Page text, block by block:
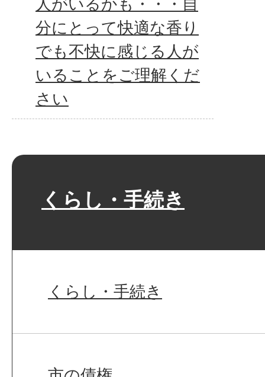
分にとって快適な香り
でも不快に感じる人が
いることをご理解くだ
さい
くらし・手続き
くらし・手続き